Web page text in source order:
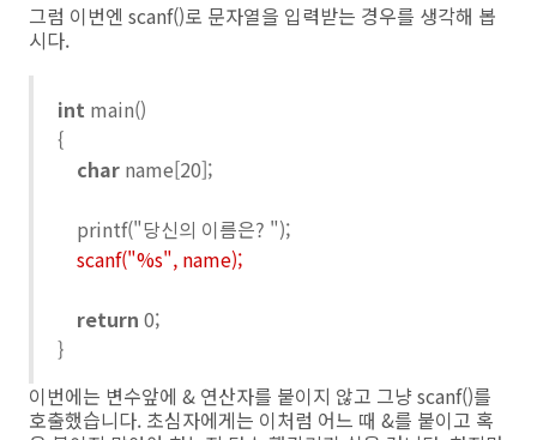
그럼 이번엔 scanf()로 문자열을 입력받는 경우를 생각해 봅
시다.
int main()
{
char name[20];
printf("당신의 이름은? ");
scanf("%s", name);
return 0;
}
이번에는 변수앞에 & 연산자를 붙이지 않고 그냥 scanf()를
호출했습니다. 초심자에게는 이처럼 어느 때 &를 붙이고 혹